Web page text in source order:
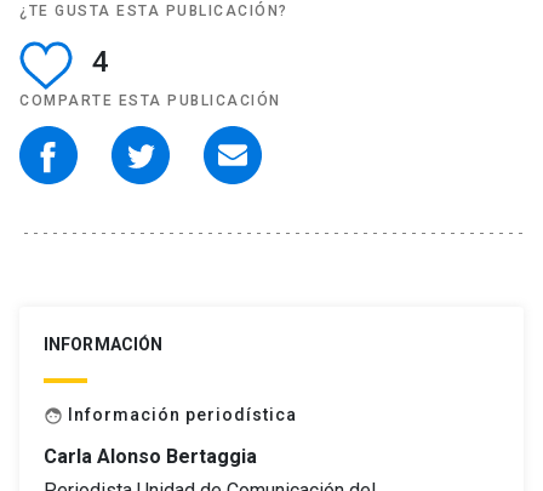
¿TE GUSTA ESTA PUBLICACIÓN?
4
COMPARTE ESTA PUBLICACIÓN
INFORMACIÓN
face Información periodística
Carla Alonso Bertaggia